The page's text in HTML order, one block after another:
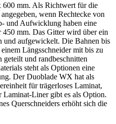
600 mm. Als Richtwert für die
wenn Rechtecke von
und Aufwicklung haben eine
mm. Das Gitter wird über ein
und aufgewickelt. Die Bahnen bis
Längsschneider mit bis zu
und randbeschnitten
steht als Optionen eine
Der Duoblade WX hat als
für trägerloses Laminat,
Liner gibt es als Option.
Querschneiders erhöht sich die